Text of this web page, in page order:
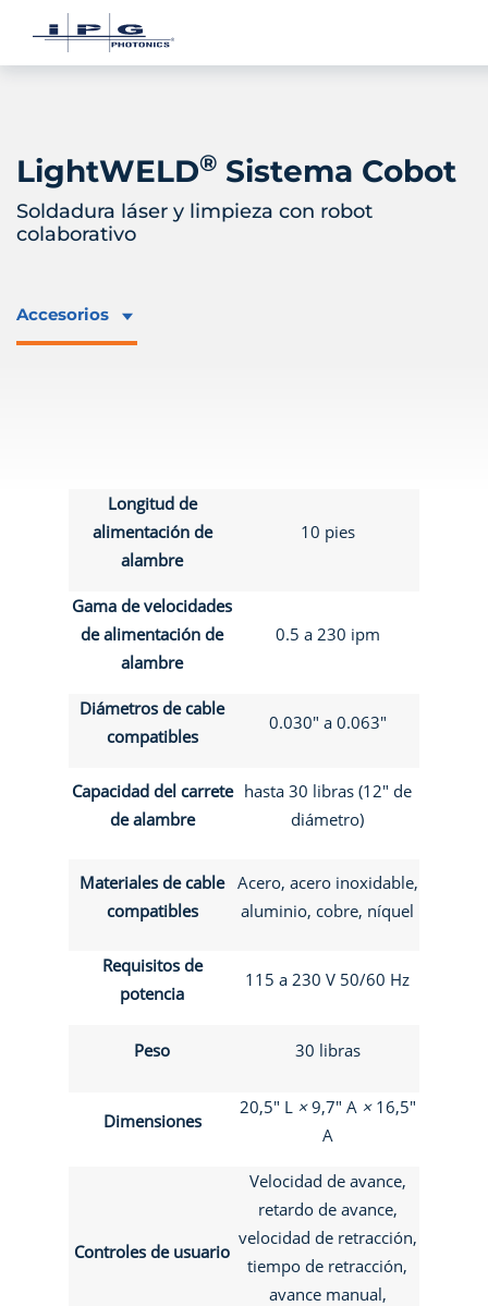
LightWELD® Sistema Cobot
Soldadura láser y limpieza con robot
colaborativo
Accesorios
Longitud de
alimentación de
alambre
10 pies
Gama de velocidades
de alimentación de
alambre
0.5 a 230 ipm
Diámetros de cable
compatibles
0.030" a 0.063"
Capacidad del carrete
de alambre
hasta 30 libras (12" de
diámetro)
Materiales de cable
compatibles
Acero, acero inoxidable,
aluminio, cobre, níquel
Requisitos de
potencia
115 a 230 V 50/60 Hz
Peso 30 libras
Dimensiones
20,5" L ×9,7" A × 16,5"
A
Controles de usuario
Velocidad de avance,
retardo de avance,
velocidad de retracción,
tiempo de retracción,
avance manual,